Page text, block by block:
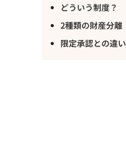
どういう制度？
2種類の財産分離
限定承認との違い